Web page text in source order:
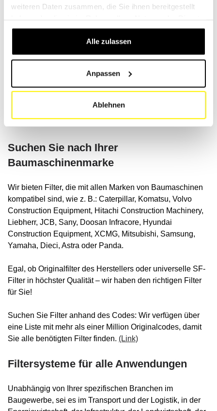
weiteren Daten zusammen, die Sie ihnen bereitgestellt
gesammelt haben.
Alle zulassen
Anpassen
Ablehnen
SF-Filter für Bagger, Kipper, kleine Kräne, Schuttbagger,
Tiefenlöffel, Teleskopstapler, Motorgrader, Muldenkipper,
Baggerlader, Raupenbagger, Planierraupen,
Asphaltmaschinen, Saugwagen, Saugbagger,
Hydraulikbagger, Minibagger oder Abbruchbagger.
Suchen Sie nach Ihrer
Baumaschinenmarke
Wir bieten Filter, die mit allen Marken von Baumaschinen
kompatibel sind, wie z. B.: Caterpillar, Komatsu, Volvo
Construction Equipment, Hitachi Construction Machinery,
Liebherr, JCB, Sany, Doosan Infracore, Hyundai
Construction Equipment, XCMG, Mitsubishi, Samsung,
Yamaha, Dieci, Astra oder Panda.
Egal, ob Originalfilter des Herstellers oder universelle SF-
Filter in höchster Qualität – wir haben den richtigen Filter
für Sie!
Suchen Sie Filter anhand des Codes: Wir verfügen über
eine Liste mit mehr als einer Million Originalcodes, damit
Sie alle benötigten Filter finden. (Link)
Filtersysteme für alle Anwendungen
Unabhängig von Ihrer spezifischen Branchen im
Baugewerbe, sei es im Transport und der Logistik, in der